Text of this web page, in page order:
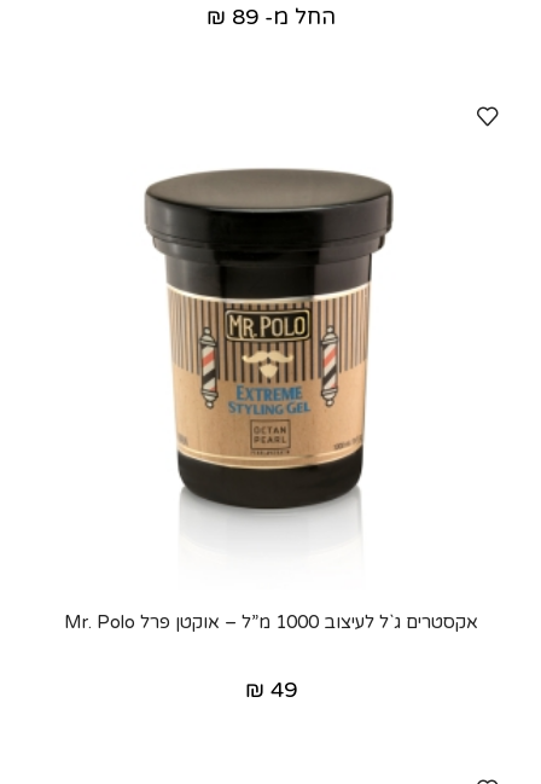
החל מ- ₪ 89
אקסטרים ג`ל לעיצוב 1000 מ”ל – אוקטן פרל Mr. Polo
₪ 49